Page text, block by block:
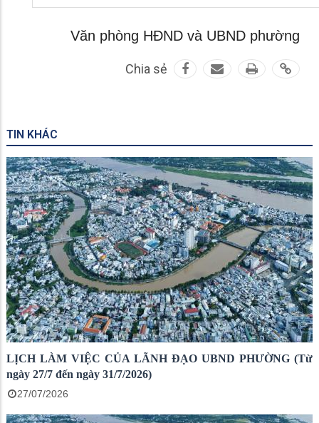
Văn phòng HĐND và UBND phường
Chia sẻ
TIN KHÁC
LỊCH LÀM VIỆC CỦA LÃNH ĐẠO UBND PHƯỜNG (Từ
ngày 27/7 đến ngày 31/7/2026)
27/07/2026